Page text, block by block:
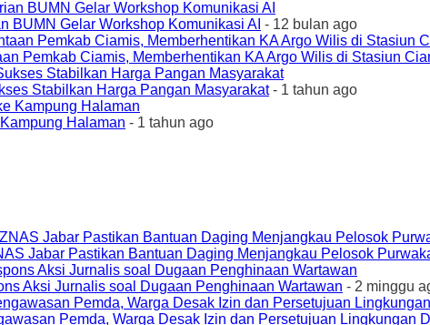
BUMN Gelar Workshop Komunikasi AI - 12 bulan ago
Pemkab Ciamis, Memberhentikan KA Argo Wilis di Stasiun
Stabilkan Harga Pangan Masyarakat- 1 tahun ago
Halaman - 1 tahun ago
Jabar Pastikan Bantuan Daging Menjangkau Pelosok
Aksi Jurnalis soal Dugaan Penghinaan Wartawan - 2 minggu
Pemda, Warga Desak Izin dan Persetujuan Lingkungan